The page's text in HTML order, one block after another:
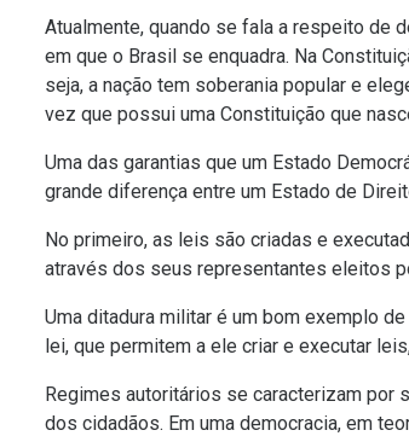
Atualmente, quando se fala a respeito de
em que o Brasil se enquadra. Na
seja, a nação tem soberania popular e
vez que possui uma Constituição que
Uma das garantias que um Estado
grande diferença entre um Estado de
No primeiro, as leis são criadas e
através dos seus representantes eleitos
Uma ditadura militar é um bom exemplo
lei, que permitem a ele criar e executar
Regimes autoritários se caracterizam por
dos cidadãos. Em uma democracia, em